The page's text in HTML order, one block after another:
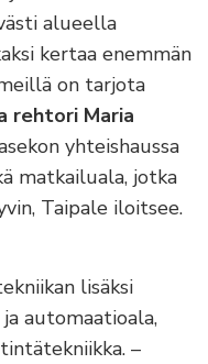
alueella
kertaa enemmän
on tarjota
rehtori Maria
yhteishaussa
matkailuala, jotka
Taipale iloitsee.
lisäksi
automaatioala,
–